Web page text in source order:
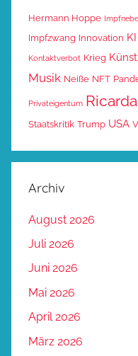
Hermann Hoppe
Impfzwang Innovation KI
Kontaktverbot Krieg
Musik Neiße NFT
Privateigentum
Staatskritik Trump USA
Archiv
August 2026
Juli 2026
Juni 2026
Mai 2026
April 2026
März 2026